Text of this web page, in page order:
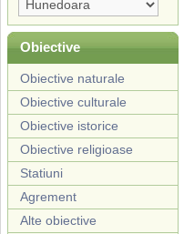
Obiective
Obiective naturale
Obiective culturale
Obiective istorice
Obiective religioase
Statiuni
Agrement
Alte obiective